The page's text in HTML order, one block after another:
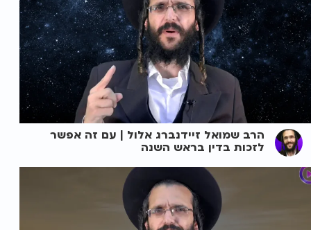
הרב שמואל זיידנברג אלול | עם זה אפשר
לזכות בדין בראש השנה